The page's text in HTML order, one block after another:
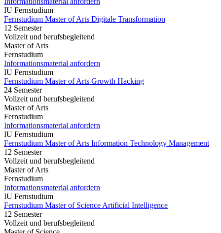
IU Fernstudium
Fernstudium Master of Arts Digitale Transformation
12 Semester
Vollzeit und berufsbegleitend
Master of Arts
Fernstudium
Informationsmaterial anfordern
IU Fernstudium
Fernstudium Master of Arts Growth Hacking
24 Semester
Vollzeit und berufsbegleitend
Master of Arts
Fernstudium
Informationsmaterial anfordern
IU Fernstudium
Fernstudium Master of Arts Information Technology Management
12 Semester
Vollzeit und berufsbegleitend
Master of Arts
Fernstudium
Informationsmaterial anfordern
IU Fernstudium
Fernstudium Master of Science Artificial Intelligence
12 Semester
Vollzeit und berufsbegleitend